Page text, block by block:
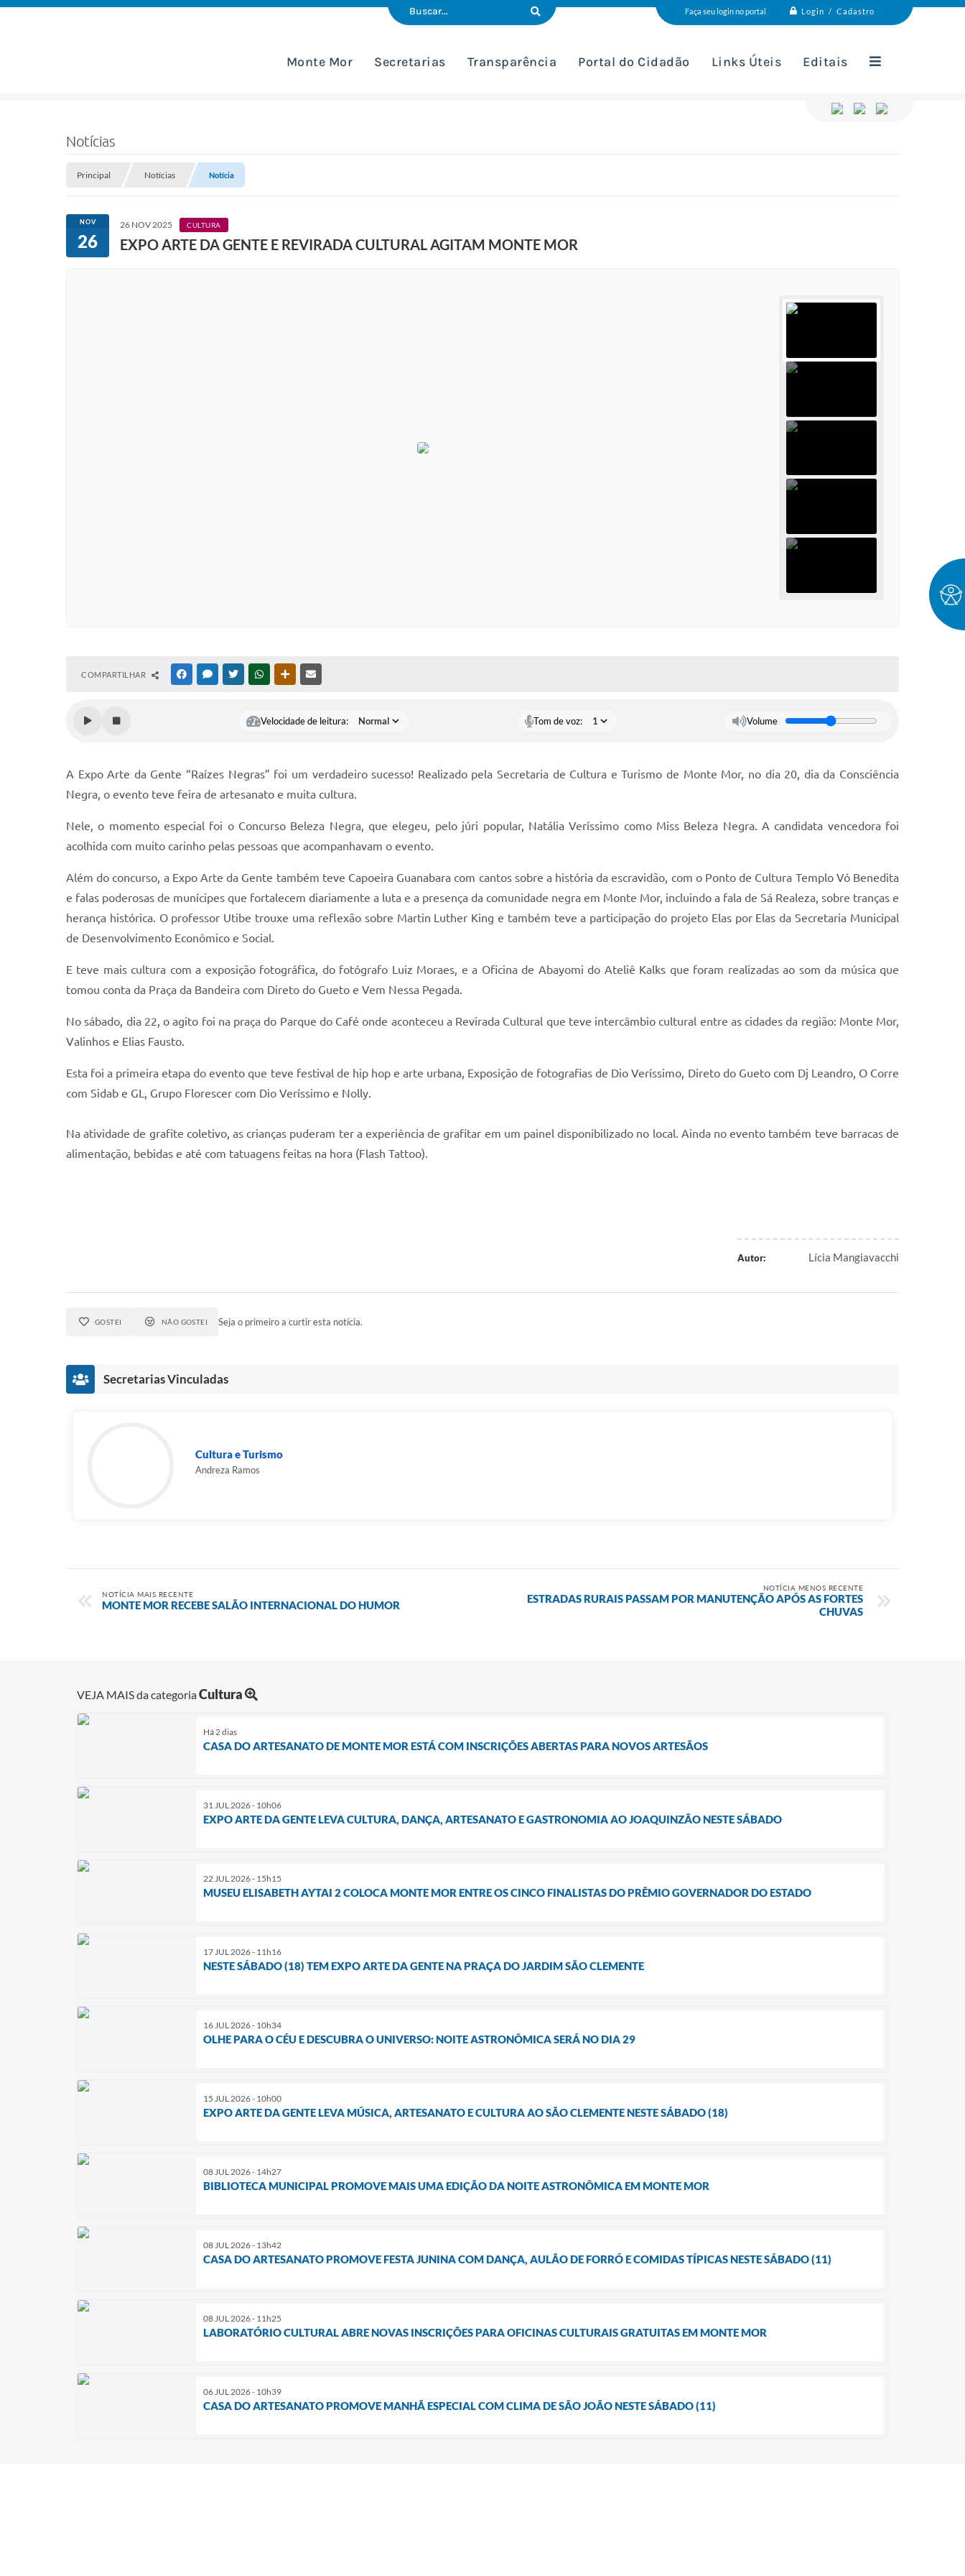
Faça seu login no portal Login / Cadastro
Monte Mor Secretarias Transparência Portal do Cidadão Links Úteis Editais
Notícias
Principal Notícias Notícia
NOV
26
26 NOV 2025 CULTURA
EXPO ARTE DA GENTE E REVIRADA CULTURAL AGITAM MONTE MOR
COMPARTILHAR FACEBOOKMESSENGER
TWITTERWHATSAPPOUTRAS MÍDIAS
Velocidade de leitura: Tom de voz: Volume
A Expo Arte da Gente “Raízes Negras” foi um verdadeiro sucesso! Realizado pela Secretaria de Cultura e Turismo de Monte Mor, no dia 20, dia da Consciência
Negra, o evento teve feira de artesanato e muita cultura.
Nele, o momento especial foi o Concurso Beleza Negra, que elegeu, pelo júri popular, Natália Veríssimo como Miss Beleza Negra. A candidata vencedora foi
acolhida com muito carinho pelas pessoas que acompanhavam o evento.
Além do concurso, a Expo Arte da Gente também teve Capoeira Guanabara com cantos sobre a história da escravidão, com o Ponto de Cultura Templo Vó Benedita
e falas poderosas de munícipes que fortalecem diariamente a luta e a presença da comunidade negra em Monte Mor, incluindo a fala de Sá Realeza, sobre tranças e
herança histórica. O professor Utibe trouxe uma reflexão sobre Martin Luther King e também teve a participação do projeto Elas por Elas da Secretaria Municipal
de Desenvolvimento Econômico e Social.
E teve mais cultura com a exposição fotográfica, do fotógrafo Luiz Moraes, e a Oficina de Abayomi do Ateliê Kalks que foram realizadas ao som da música que
tomou conta da Praça da Bandeira com Direto do Gueto e Vem Nessa Pegada.
No sábado, dia 22, o agito foi na praça do Parque do Café onde aconteceu a Revirada Cultural que teve intercâmbio cultural entre as cidades da região: Monte Mor,
Valinhos e Elias Fausto.
Esta foi a primeira etapa do evento que teve festival de hip hop e arte urbana, Exposição de fotografias de Dio Veríssimo, Direto do Gueto com Dj Leandro, O Corre
com Sidab e GL, Grupo Florescer com Dio Veríssimo e Nolly.
Na atividade de grafite coletivo, as crianças puderam ter a experiência de grafitar em um painel disponibilizado no local. Ainda no evento também teve barracas de
alimentação, bebidas e até com tatuagens feitas na hora (Flash Tattoo).
Autor: Lícia Mangiavacchi
GOSTEI NÃO GOSTEI Seja o primeiro a curtir esta notícia.
Secretarias Vinculadas
Cultura e Turismo
Andreza Ramos
NOTÍCIA MAIS RECENTE
MONTE MOR RECEBE SALÃO INTERNACIONAL DO HUMOR
NOTÍCIA MENOS RECENTE
ESTRADAS RURAIS PASSAM POR MANUTENÇÃO APÓS AS FORTES
CHUVAS
VEJA MAIS da categoriaCultura
Há 2 dias
CASA DO ARTESANATO DE MONTE MOR ESTÁ COM INSCRIÇÕES ABERTAS PARA NOVOS ARTESÃOS
31 JUL 2026 - 10h06
EXPO ARTE DA GENTE LEVA CULTURA, DANÇA, ARTESANATO E GASTRONOMIA AO JOAQUINZÃO NESTE SÁBADO
22 JUL 2026 - 15h15
MUSEU ELISABETH AYTAI 2 COLOCA MONTE MOR ENTRE OS CINCO FINALISTAS DO PRÊMIO GOVERNADOR DO ESTADO
17 JUL 2026 - 11h16
NESTE SÁBADO (18) TEM EXPO ARTE DA GENTE NA PRAÇA DO JARDIM SÃO CLEMENTE
16 JUL 2026 - 10h34
OLHE PARA O CÉU E DESCUBRA O UNIVERSO: NOITE ASTRONÔMICA SERÁ NO DIA 29
15 JUL 2026 - 10h00
EXPO ARTE DA GENTE LEVA MÚSICA, ARTESANATO E CULTURA AO SÃO CLEMENTE NESTE SÁBADO (18)
08 JUL 2026 - 14h27
BIBLIOTECA MUNICIPAL PROMOVE MAIS UMA EDIÇÃO DA NOITE ASTRONÔMICA EM MONTE MOR
08 JUL 2026 - 13h42
CASA DO ARTESANATO PROMOVE FESTA JUNINA COM DANÇA, AULÃO DE FORRÓ E COMIDAS TÍPICAS NESTE SÁBADO (11)
08 JUL 2026 - 11h25
LABORATÓRIO CULTURAL ABRE NOVAS INSCRIÇÕES PARA OFICINAS CULTURAIS GRATUITAS EM MONTE MOR
06 JUL 2026 - 10h39
CASA DO ARTESANATO PROMOVE MANHÃ ESPECIAL COM CLIMA DE SÃO JOÃO NESTE SÁBADO (11)